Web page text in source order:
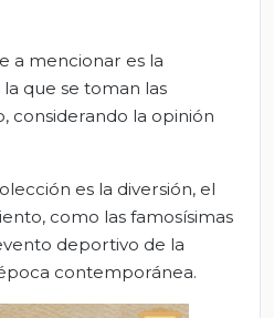
a mencionar es la
que se toman las
considerando la opinión
es la diversión, el
como las famosísimas
deportivo de la
contemporánea.